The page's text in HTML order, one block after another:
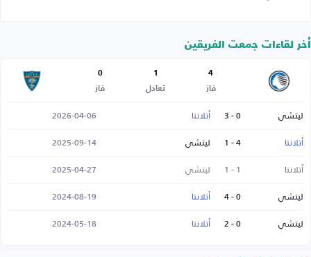
أخر لقاءات جمعت الفريقين
4
فاز
1
تعادل
0
فاز
ليتشي 0 - 3 أتلانتا
2026-04-06
أتلانتا
4 - 1 ليتشي
2025-09-14
أتلانتا
1 - 1 ليتشي
2025-04-27
ليتشي
0 - 4 أتلانتا
2024-08-19
ليتشي
0 - 2 أتلانتا 2024-05-18